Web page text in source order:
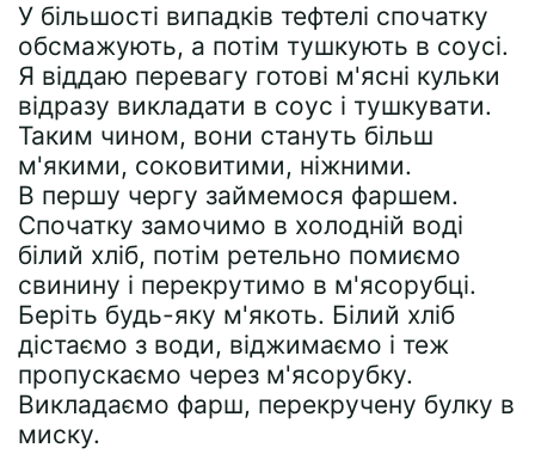
У більшості випадків тефтелі спочатку
обсмажують, а потім тушкують в соусі.
Я віддаю перевагу готові м'ясні кульки
відразу викладати в соус і тушкувати.
Таким чином, вони стануть більш
м'якими, соковитими, ніжними.
В першу чергу займемося фаршем.
Спочатку замочимо в холодній воді
білий хліб, потім ретельно помиємо
свинину і перекрутимо в м'ясорубці.
Беріть будь-яку м'якоть. Білий хліб
дістаємо з води, віджимаємо і теж
пропускаємо через м'ясорубку.
Викладаємо фарш, перекручену булку в
миску.